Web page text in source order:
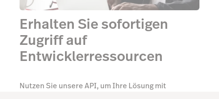
Erhalten Sie sofortigen
Zugriff auf
Entwicklerressourcen
Nutzen Sie unsere API, um Ihre Lösung mit